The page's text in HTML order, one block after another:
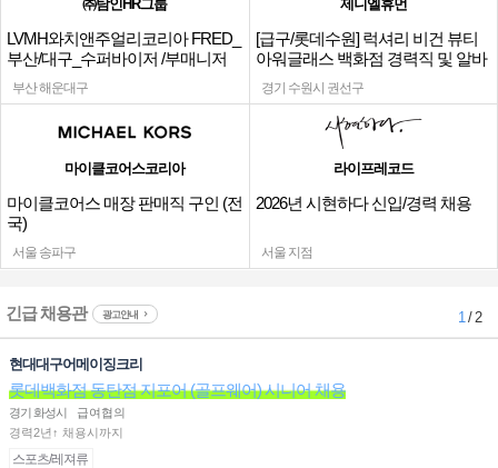
㈜탐인HR그룹
LVMH와치앤주얼리코리아 FRED_
부산/대구_수퍼바이저 /부매니저
채용
부산 해운대구
제니엘휴먼
[급구/롯데수원] 럭셔리 비건 뷰티
아워글래스 백화점 경력직 및 알바
채용
경기 수원시 권선구
마이클코어스코리아
마이클코어스 매장 판매직 구인 (전
국)
서울 송파구
라이프레코드
2026년 시현하다 신입/경력 채용
서울 지점
긴급 채용관 광고안내 1/ 2
현대대구어메이징크리
롯데백화점 동탄점 지포어 (골프웨어) 시니어 채용
경기 화성시
급여협의
경력2년↑ 채용시까지
스포츠/레져류